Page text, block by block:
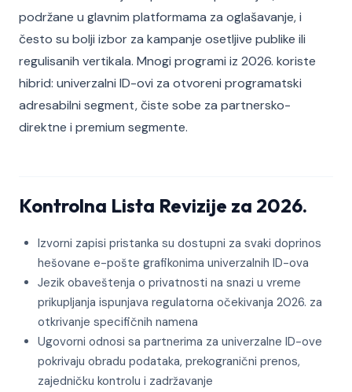
podržane u glavnim platformama za oglašavanje, i
često su bolji izbor za kampanje osetljive publike ili
regulisanih vertikala. Mnogi programi iz 2026. koriste
hibrid: univerzalni ID-ovi za otvoreni programatski
adresabilni segment, čiste sobe za partnersko-
direktne i premium segmente.
Kontrolna Lista Revizije za 2026.
Izvorni zapisi pristanka su dostupni za svaki doprinos
hešovane e-pošte grafikonima univerzalnih ID-ova
Jezik obaveštenja o privatnosti na snazi u vreme
prikupljanja ispunjava regulatorna očekivanja 2026. za
otkrivanje specifičnih namena
Ugovorni odnosi sa partnerima za univerzalne ID-ove
pokrivaju obradu podataka, prekogranični prenos,
zajedničku kontrolu i zadržavanje